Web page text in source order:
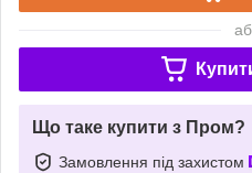
Що таке купити з Пром?
Замовлення під захистом